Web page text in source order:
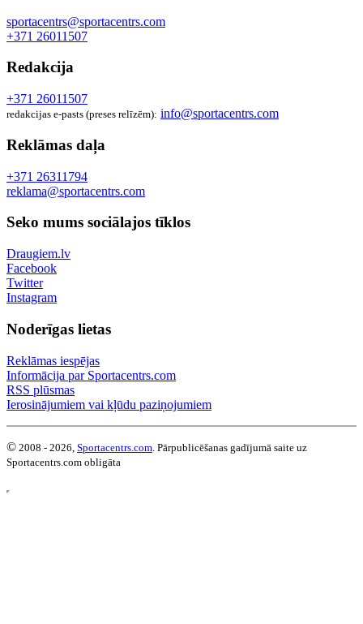
sportacentrs@sportacentrs.com
+371 26011507
Redakcija
+371 26011507
redakcijas e-pasts (preses relīzēm): info@sportacentrs.com
Reklāmas daļa
+371 26311794
reklama@sportacentrs.com
Seko mums sociālajos tīklos
Draugiem.lv
Facebook
Twitter
Instagram
Noderīgas lietas
Reklāmas iespējas
Informācija par Sportacentrs.com
RSS plūsmas
Ierosinājumiem vai kļūdu paziņojumiem
© 2008 - 2026, Sportacentrs.com . Pārpublicēšanas gadījumā saite uz
Sportacentrs.com obligāta